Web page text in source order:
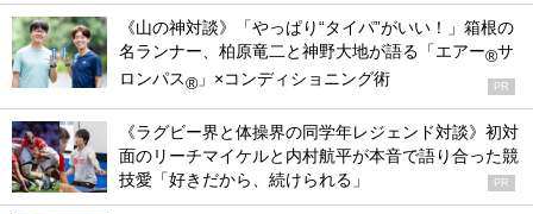
《山の神対談》「やっぱり“タイパ”がいい！」箱根の
名ランナー、柏原竜二と神野大地が語る「エアー®サ
ロンパス® 」×コンディショニング術 PR
《ラグビー界と体操界の同学年レジェンド対談》初対
面のリーチマイケルと内村航平が本音で語り合った競
技愛「好きだから、続けられる」
PR